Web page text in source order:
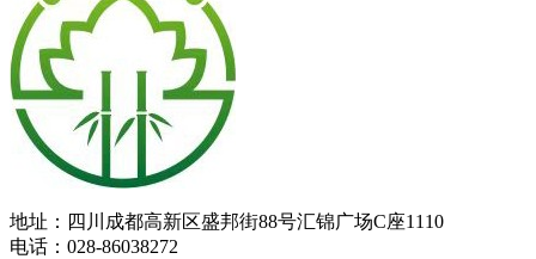
地址：四川成都高新区盛邦街88号汇锦广场C座1110
电话：028-86038272